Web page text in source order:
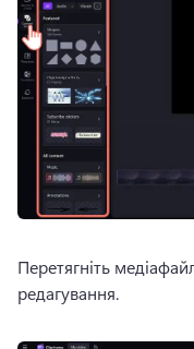
Перетягніть
редагування.